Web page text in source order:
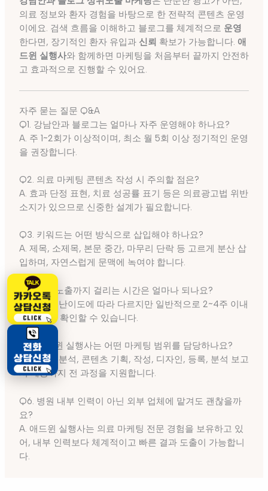
의료 정보와 환자 경험을 바탕으로 한 전략적 콘텐츠 운영
이에요. 검색 흐름을 이해하고 블로그를 체계적으로 운영
한다면, 장기적인 환자 유입과 신뢰 확보가 가능합니다. 애
드윈 실행사와 함께하면 마케팅을 처음부터 끝까지 안전하
고 효과적으로 진행할 수 있어요.
자주 묻는 질문 Q&A
Q1. 강남안과 블로그는 얼마나 자주 운영해야 하나요?
A. 주 1~2회가 이상적이며, 최소 월 5회 이상 정기적인 운영
을 권장합니다.
Q2. 의료 마케팅 콘텐츠 작성 시 주의할 점은?
A. 효과 단정 표현, 치료 성공률 표기 등은 의료광고법 위반
소지가 있으므로 신중한 설계가 필요합니다.
Q3. 키워드는 어떤 방식으로 삽입해야 하나요?
A. 제목, 소제목, 본문 중간, 마무리 단락 등 고르게 분산 삽
입하며, 자연스럽게 문맥에 녹여야 합니다.
Q4. 상위노출까지 걸리는 시간은 얼마나 되나요?
A. 키워드 난이도에 따라 다르지만 일반적으로 2~4주 이내
에 반응을 확인할 수 있습니다.
Q5. 애드윈 실행사는 어떤 마케팅 범위를 담당하나요?
A. 키워드 분석, 콘텐츠 기획, 작성, 디자인, 등록, 분석 보고
서 제공까지 전 과정을 지원합니다.
Q6. 병원 내부 인력이 아닌 외부 업체에 맡겨도 괜찮을까
요?
A. 애드윈 실행사는 의료 마케팅 전문 경험을 보유하고 있
어, 내부 인력보다 체계적이고 빠른 결과 도출이 가능합니
다.